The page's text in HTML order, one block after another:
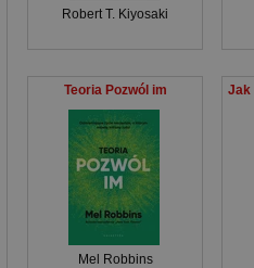
Robert T. Kiyosaki
Teoria Pozwól im
Mel Robbins